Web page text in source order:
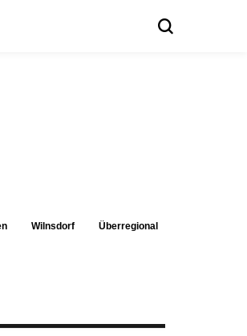
Wilnsdorf Überregional